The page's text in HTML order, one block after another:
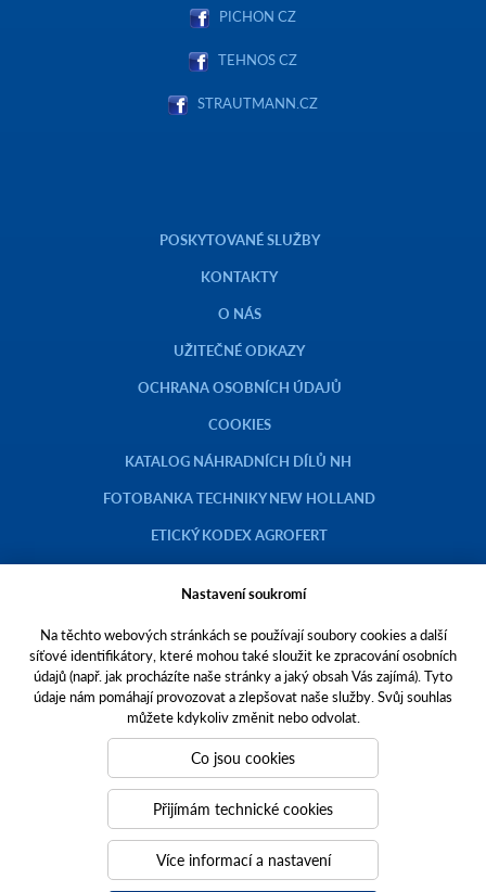
PICHON CZ
TEHNOS CZ
STRAUTMANN.CZ
POSKYTOVANÉ SLUŽBY
KONTAKTY
O NÁS
UŽITEČNÉ ODKAZY
OCHRANA OSOBNÍCH ÚDAJŮ
COOKIES
KATALOG NÁHRADNÍCH DÍLŮ NH
FOTOBANKA TECHNIKY NEW HOLLAND
ETICKÝ KODEX AGROFERT
Copyright © 2023 AGROTEC a.s.
Toto jsou internetové stránky společnosti AGROTEC a. s., se sídlem v
Hustopečích, Brněnská 74, PSČ 69301, IČO 00544957,
zapsané v OR vedeném Krajským soudem v Brně, oddíl B, vložka 138.
Společnost AGROTEC a.s. je členem koncernu AGROFERT řízeného
společností AGROFERT, a.s.,
IČO 26185610, se sídlem na adrese Pyšelská 2327/2, Chodov, 149 00
Praha 4.
webové portály, které vám pomáhají růst. Jsme
PUXdesign.
Nastavení soukromí
Na těchto webových stránkách se používají soubory cookies a další
síťové identifikátory, které mohou také sloužit ke zpracování osobních
údajů (např. jak procházíte naše stránky a jaký obsah Vás zajímá). Tyto
údaje nám pomáhají provozovat a zlepšovat naše služby. Svůj souhlas
můžete kdykoliv změnit nebo odvolat.
Co jsou cookies
Přijímám technické cookies
Více informací a nastavení